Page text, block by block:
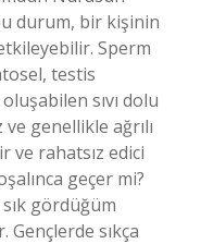
durum, bir kişinin
Sperm
testis
sıvı dolu
genellikle ağrılı
ve rahatsız edici
geçer mi?
gördüğüm
Gençlerde sıkça